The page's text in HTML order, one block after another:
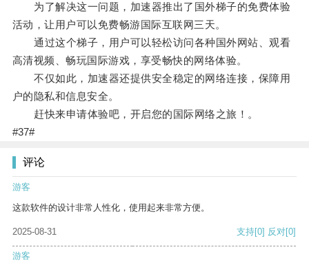
为了解决这一问题，加速器推出了国外梯子的免费体验
活动，让用户可以免费畅游国际互联网三天。
通过这个梯子，用户可以轻松访问各种国外网站、观看
高清视频、畅玩国际游戏，享受畅快的网络体验。
不仅如此，加速器还提供安全稳定的网络连接，保障用
户的隐私和信息安全。
赶快来申请体验吧，开启您的国际网络之旅！。
#37#
评论
游客
这款软件的设计非常人性化，使用起来非常方便。
2025-08-31 支持[0] 反对[0]
游客